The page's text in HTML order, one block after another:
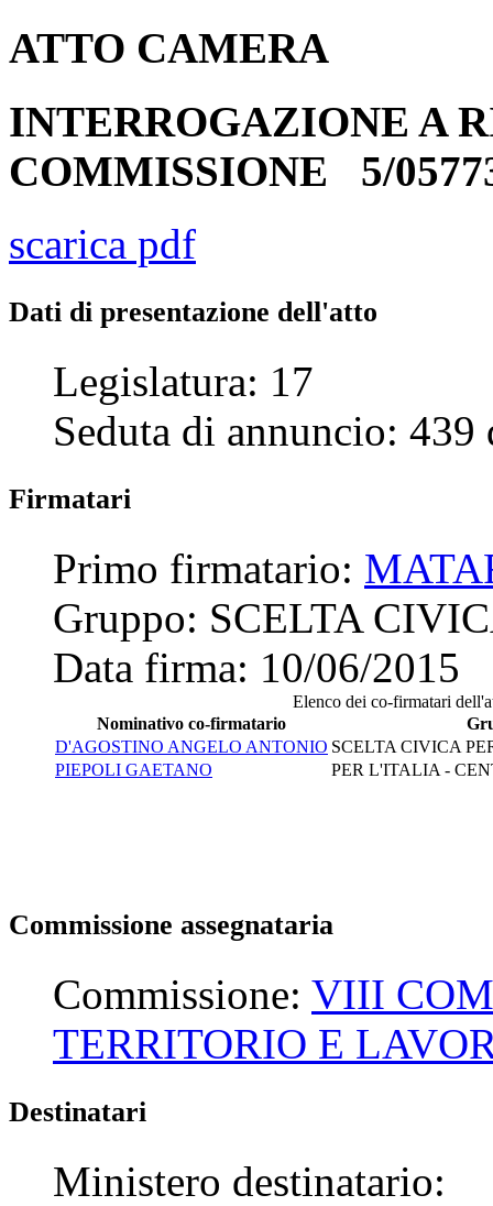
ATTO CAMERA
INTERROGAZIONE A
COMMISSIONE 5/
scarica pdf
Dati di presentazione dell'atto
Legislatura: 17
Seduta di annuncio: 439
Firmatari
Primo firmatario:
Gruppo: SCELTA
Data firma: 10/06/2015
Elenco dei co-firmatari
Nominativo co-firmatario
D'AGOSTINO ANGELO ANTONIO SCELTA CIVICA
PIEPOLI GAETANO
PER L'ITALIA -
Commissione assegnataria
Commissione: VIII
TERRITORIO E
Destinatari
Ministero destinatario: